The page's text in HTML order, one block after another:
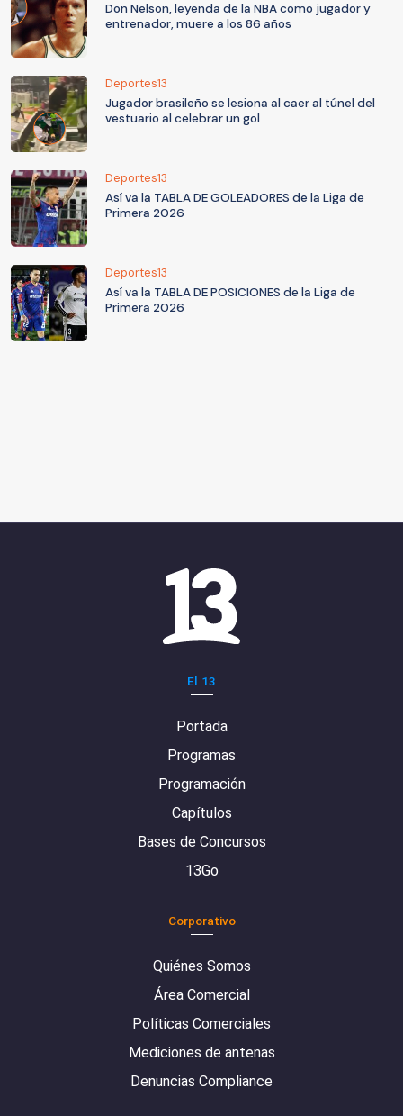
Don Nelson, leyenda de la NBA como jugador y
entrenador, muere a los 86 años
Deportes13
Jugador brasileño se lesiona al caer al túnel del
vestuario al celebrar un gol
Deportes13
Así va la TABLA DE GOLEADORES de la Liga de
Primera 2026
Deportes13
Así va la TABLA DE POSICIONES de la Liga de
Primera 2026
El 13
Portada
Programas
Programación
Capítulos
Bases de Concursos
13Go
Corporativo
Quiénes Somos
Área Comercial
Políticas Comerciales
Mediciones de antenas
Denuncias Compliance